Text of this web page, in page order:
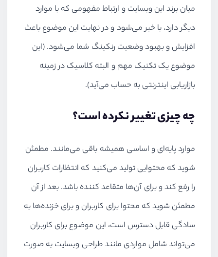
میان برند این وبسایت و ارتباط مفهومی که با موارد
دیگر دارد، با خبر می‌شود و در نهایت این موضوع باعث
افزایش و بهبود وضعیت رنکینگ شما می‌شود. (این
موضوع یک تکنیک مهم و البته کلاسیک در زمینه
بازاریابی اینترنتی به حساب می‌آید).
چه چیزی تغییر نکرده است؟
موارد پایه‌ای و اساسی همیشه باقی می‌مانند. مطمئن
شوید که محتوایی تولید می‌کنید که انتظارات کاربران
را رفع کند و برای آن‌ها متقاعد کننده باشد. بعد از آن
مطمئن شوید که محتوا برای کاربران و برای خزنده‌ها به
سادگی قابل دسترس است، این موضوع برای کاربران
می‌تواند شامل مواردی مانند طراحی وبسایت به صورت